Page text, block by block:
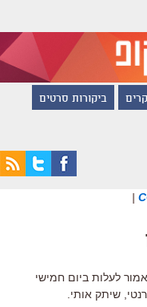
ביקורות סרטים
|
לעלות ביום חמישי
שיתק אותי.